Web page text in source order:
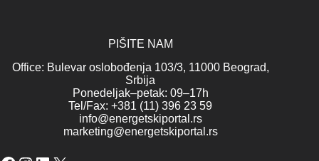
PIŠITE NAM
Office: Bulevar oslobođenja 103/3, 11000 Beograd,
Srbija
Ponedeljak–petak: 09–17h
Tel/Fax: +381 (11) 396 23 59
info@energetskiportal.rs
marketing@energetskiportal.rs